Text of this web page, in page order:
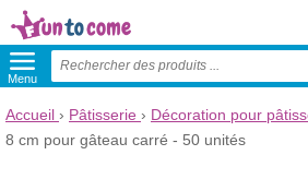
Menu
Accueil › Pâtisserie › Décoration pour
8 cm pour gâteau carré - 50 unités